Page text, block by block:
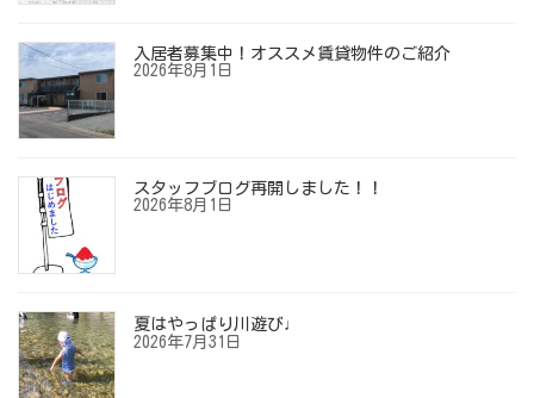
入居者募集中！オススメ賃貸物件のご紹介
2026年8月1日
スタッフブログ再開しました！！
2026年8月1日
夏はやっぱり川遊び♩
2026年7月31日